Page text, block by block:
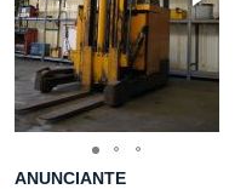
ANUNCIANTE